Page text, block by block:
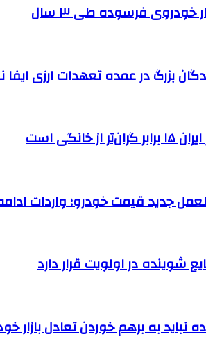
بزرگ در عمده تعهدات ارزی
خانگی است
جدید قیمت خودرو؛ واردات
شوینده در اولویت قرار دارد
نباید به برهم خوردن تعادل بازار